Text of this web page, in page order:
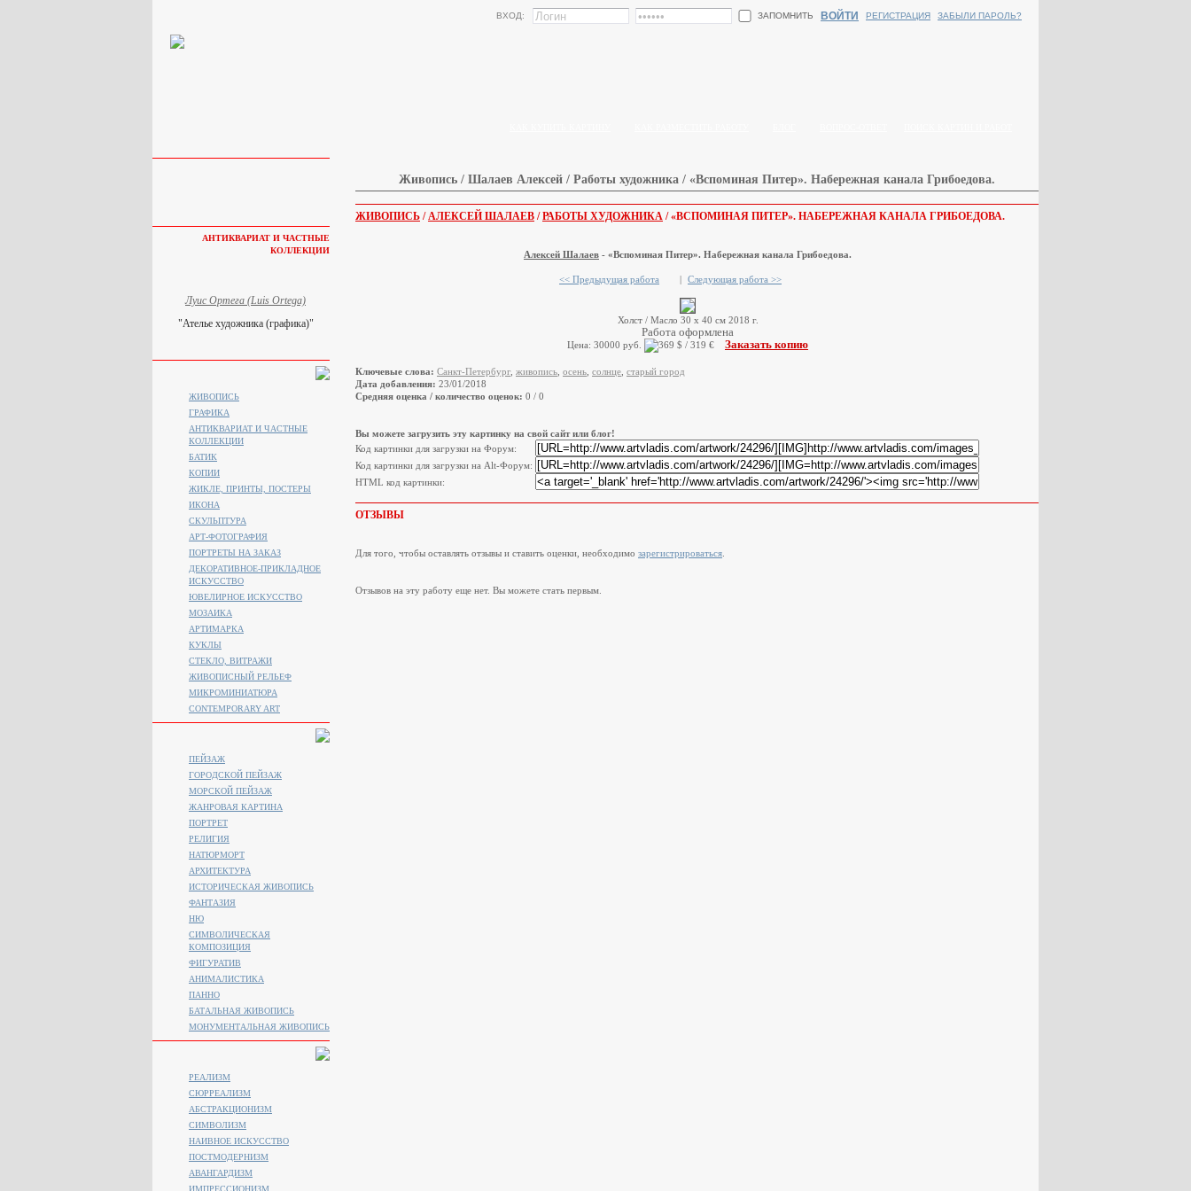
ВХОД: ЗАПОМНИТЬ ВОЙТИ РЕГИСТРАЦИЯ ЗАБЫЛИ ПАРОЛЬ?
Живопись / Шалаев Алексей / Работы художника / «Вспоминая Питер». Набережная канала Грибоедова.
ЖИВОПИСЬ /АЛЕКСЕЙ ШАЛАЕВ /РАБОТЫ ХУДОЖНИКА / «ВСПОМИНАЯ ПИТЕР». НАБЕРЕЖНАЯ КАНАЛА ГРИБОЕДОВА.
Алексей Шалаев - «Вспоминая Питер». Набережная канала Грибоедова.
<< Предыдущая работа | Следующая работа >>
Холст / Масло 30 х 40 см 2018 г.
Работа оформлена
Цена: 30000 руб. Заказать копию
Ключевые слова: Санкт-Петербург, живопись осень солнце старый город
Дата добавления: 23/01/2018
Средняя оценка / количество оценок: 0 / 0
Вы можете загрузить эту картинку на свой сайт или блог!
Код картинки для загрузки на Форум:
Код картинки для загрузки на Alt-Форум:
HTML код картинки:
ОТЗЫВЫ
Для того, чтобы оставлять отзывы и ставить оценки, необходимо зарегистрироваться
Отзывов на эту работу еще нет. Вы можете стать первым.
АНТИКВАРИАТ И ЧАСТНЫЕ
КОЛЛЕКЦИИ
Луис Ортега (Luis Ortega)
"Ателье художника (графика)"
ЖИВОПИСЬ
ГРАФИКА
АНТИКВАРИАТ И ЧАСТНЫЕ
КОЛЛЕКЦИИ
БАТИК
КОПИИ
ЖИКЛЕ, ПРИНТЫ, ПОСТЕРЫ
ИКОНА
СКУЛЬПТУРА
АРТ-ФОТОГРАФИЯ
ПОРТРЕТЫ НА ЗАКАЗ
ДЕКОРАТИВНОЕ-ПРИКЛАДНОЕ
ИСКУССТВО
ЮВЕЛИРНОЕ ИСКУССТВО
МОЗАИКА
АРТИМАРКА
КУКЛЫ
СТЕКЛО, ВИТРАЖИ
ЖИВОПИСНЫЙ РЕЛЬЕФ
МИКРОМИНИАТЮРА
CONTEMPORARY ART
ПЕЙЗАЖ
ГОРОДСКОЙ ПЕЙЗАЖ
МОРСКОЙ ПЕЙЗАЖ
ЖАНРОВАЯ КАРТИНА
ПОРТРЕТ
РЕЛИГИЯ
НАТЮРМОРТ
АРХИТЕКТУРА
ИСТОРИЧЕСКАЯ ЖИВОПИСЬ
ФАНТАЗИЯ
НЮ
СИМВОЛИЧЕСКАЯ
КОМПОЗИЦИЯ
ФИГУРАТИВ
АНИМАЛИСТИКA
ПАННО
БАТАЛЬНАЯ ЖИВОПИСЬ
МОНУМЕНТАЛЬНАЯ ЖИВОПИСЬ
РЕАЛИЗМ
СЮРРЕАЛИЗМ
АБСТРАКЦИОНИЗМ
СИМВОЛИЗМ
НАИВНОЕ ИСКУССТВО
ПОСТМОДЕРНИЗМ
АВАНГАРДИЗМ
ИМПРЕССИОНИЗМ